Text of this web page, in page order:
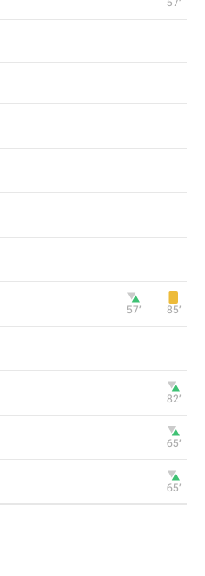
57‎’‎
57‎’‎ 85‎’‎
82‎’‎
65‎’‎
65‎’‎